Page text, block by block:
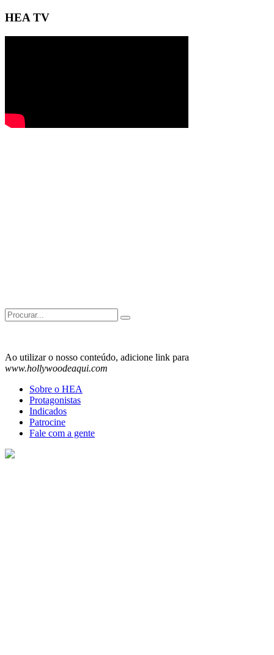
HEA TV
Search
for:
Ao utilizar o nosso conteúdo, adicione link para
www.hollywoodeaqui.com
Sobre o HEA
Protagonistas
Indicados
Patrocine
Fale com a gente